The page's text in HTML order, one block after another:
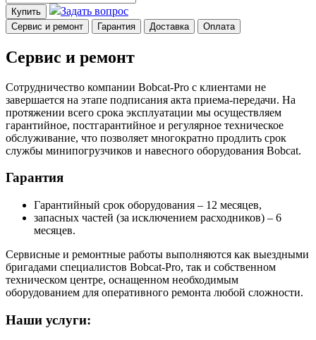
Купить Задать вопрос
Сервис и ремонт Гарантия Доставка Оплата
Сервис и ремонт
Сотрудничество компании Bobcat-Pro с клиентами не
завершается на этапе подписания акта приема-передачи. На
протяжении всего срока эксплуатации мы осуществляем
гарантийное, постгарантийное и регулярное техническое
обслуживание, что позволяет многократно продлить срок
службы минипогрузчиков и навесного оборудования Bobcat.
Гарантия
Гарантийный срок оборудования – 12 месяцев,
запасных частей (за исключением расходников) – 6
месяцев.
Сервисные и ремонтные работы выполняются как выездными
бригадами специалистов Bobcat-Pro, так и собственном
техническом центре, оснащенном необходимым
оборудованием для оперативного ремонта любой сложности.
Наши услуги: